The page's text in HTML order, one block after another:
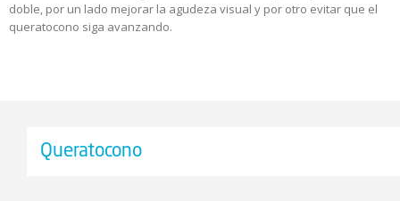
doble, por un lado mejorar la agudeza visual y por otro evitar que el
queratocono siga avanzando.
Queratocono